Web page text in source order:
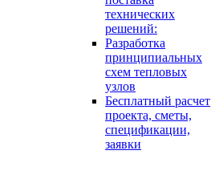
технических
решений:
Разработка
принципиальных
схем тепловых
узлов
Бесплатный расчет
проекта, сметы,
спецификации,
заявки